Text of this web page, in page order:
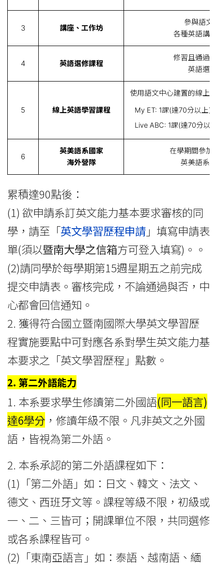
3 講座、工作坊
參與語文
各種英語講
4 英語選修課程
修習且通過
英語選
5 線上英語學習課程
使用語文中心建置的線上
My ET: 1課(達70分以上)
Live ABC: 1課(達70分以
6
英美語系國家
海外營隊
在學期間參加
英美語系
累積達90點後：
(1) 欲申請系訂英文能力基本要求審核的同
學，請至「英文學習歷程申請 」填寫申請表
單(須以暨南大學之信箱方可登入填寫)。。
(2)請同學於每學期第15週星期五之前完成
提交申請表。審核完成，不論通過與否，中
心都會回信通知。
2. 獲得符合國立暨南國際大學英文學習歷
程實施要點中可對應各系對學生英文能力基
本要求之「英文學習歷程」點數。
2. 第二外語能力
1. 本系要求學生修讀第二外國語(同一語言)
達6學分 ，修讀年級不限。凡非英文之外國
語，皆視為第二外語。
2. 本系承認的第二外語課程如下：
(1)「第二外語」如：日文、韓文、法文、
德文、西班牙文等。課程等級不限，初級或
一、二、三皆可；開課單位不限，共同選修
或各系課程皆可。
(2)「東南亞語言」如：泰語、越南語、緬